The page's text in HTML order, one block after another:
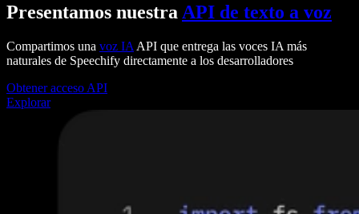
Presentamos nuestra API de texto a voz
Compartimos una voz IA API que entrega las voces IA más
naturales de Speechify directamente a los desarrolladores
Obtener acceso API
Explorar